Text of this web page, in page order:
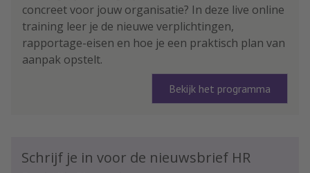
concreet voor jouw organisatie? In deze live online
training leer je de nieuwe verplichtingen,
rapportage-eisen en hoe je een praktisch plan van
aanpak opstelt.
Bekijk het programma
Schrijf je in voor de nieuwsbrief HR